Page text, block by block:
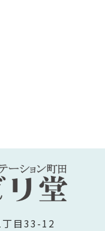
目33-12